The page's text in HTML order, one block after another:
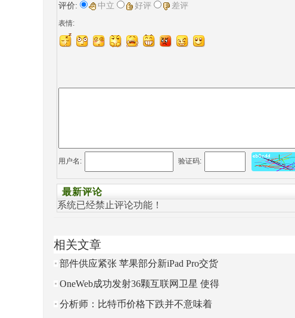
评价: 中立 好评 差评
表情:
用户名: 验证码:
最新评论
系统已经禁止评论功能！
相关文章
部件供应紧张 苹果部分新iPad Pro交货
时间推迟至7月份
OneWeb成功发射36颗互联网卫星 使得
入轨卫星总数达到182颗
分析师：比特币价格下跌并不意味着